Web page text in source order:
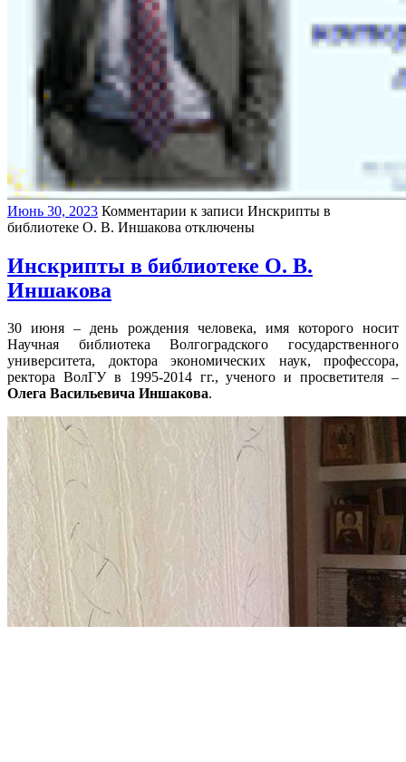
Июнь 30, 2023 Комментарии к записи Инскрипты в
библиотеке О. В. Иншакова отключены
Инскрипты в библиотеке О. В.
Иншакова
30 июня – день рождения человека, имя которого носит
Научная библиотека Волгоградского государственного
университета, доктора экономических наук, профессора,
ректора ВолГУ в 1995-2014 гг., ученого и просветителя –
Олега Васильевича Иншакова.